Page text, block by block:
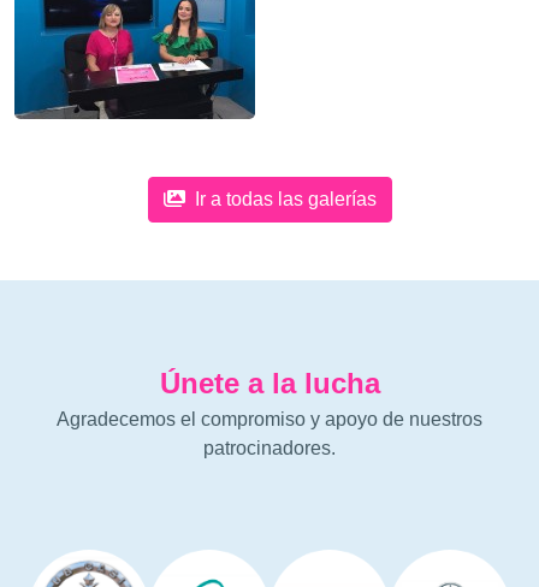
Ir a todas las galerías
Únete a la lucha
Agradecemos el compromiso y apoyo de nuestros
patrocinadores.